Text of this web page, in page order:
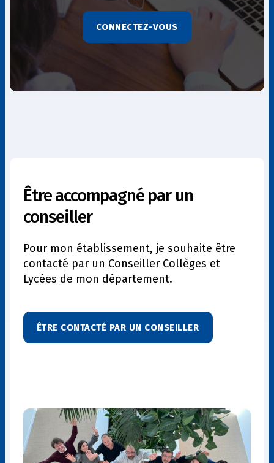
CONNECTEZ-VOUS
Être accompagné par un
conseiller
Pour mon établissement, je souhaite être
contacté par un Conseiller Collèges et
Lycées de mon département.
ÊTRE CONTACTÉ PAR UN CONSEILLER